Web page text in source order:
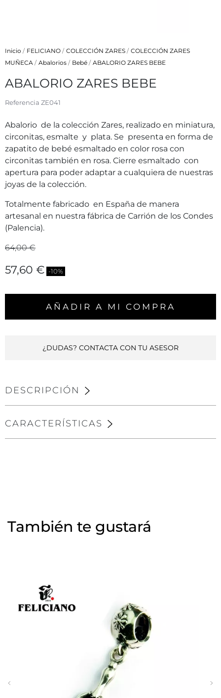
Inicio FELICIANO COLECCIÓN ZARES
COLECCIÓN ZARES
MUÑECA
Abalorios Bebé ABALORIO ZARES BEBE
ABALORIO ZARES BEBE
Referencia ZE041
Abalorio de la colección Zares, realizado en miniatura,
circonitas, esmalte y plata. Se presenta en forma de
zapatito de bebé esmaltado en color rosa con
circonitas también en rosa. Cierre esmaltado con
apertura para poder adaptar a cualquiera de nuestras
joyas de la colección.
Totalmente fabricado en España de manera
artesanal en nuestra fábrica de Carrión de los Condes
(Palencia).
64,00 €
57,60 € -10%
AÑADIR A MI COMPRA
¿DUDAS? CONTACTA CON TU ASESOR
DESCRIPCIÓN
CARACTERÍSTICAS
También te gustará